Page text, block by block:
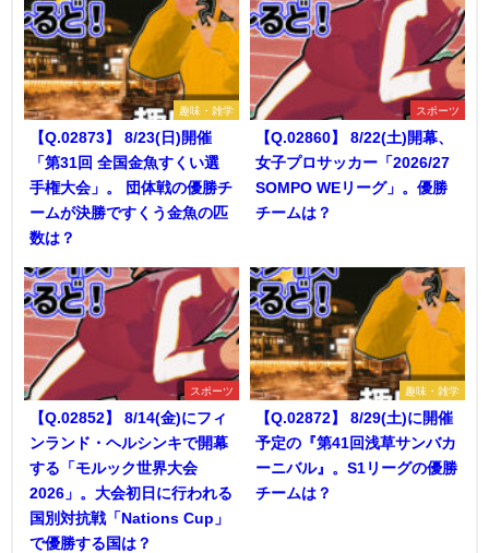
趣味・雑学
【Q.02873】 8/23(日)開催
「第31回 全国金魚すくい選
手権大会」。 団体戦の優勝チ
ームが決勝ですくう金魚の匹
数は？
スポーツ
【Q.02860】 8/22(土)開幕、
女子プロサッカー「2026/27
SOMPO WEリーグ」。優勝
チームは？
スポーツ
【Q.02852】 8/14(金)にフィ
ンランド・ヘルシンキで開幕
する「モルック世界大会
2026」。大会初日に行われる
国別対抗戦「Nations Cup」
で優勝する国は？
趣味・雑学
【Q.02872】 8/29(土)に開催
予定の『第41回浅草サンバカ
ーニバル』。S1リーグの優勝
チームは？